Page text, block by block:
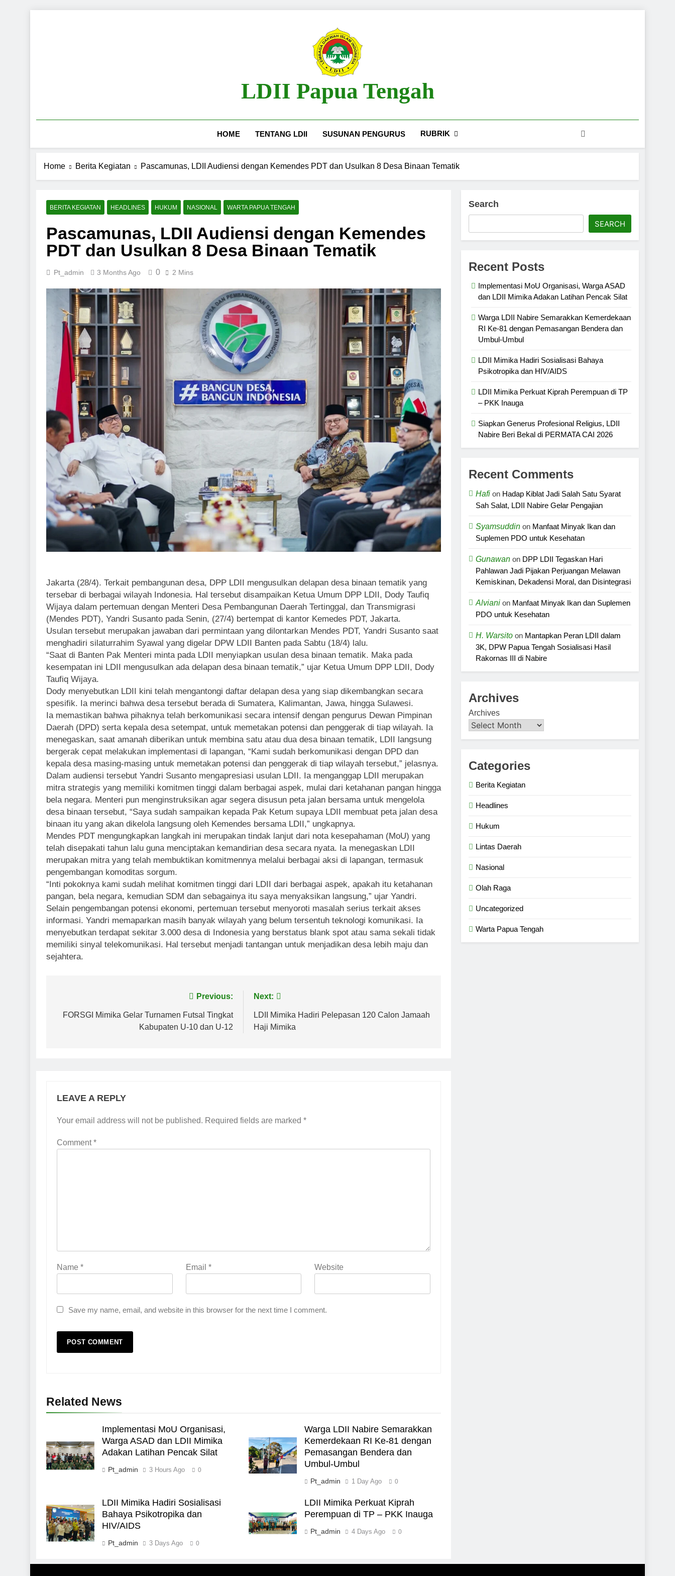
LDII Papua Tengah
HOME TENTANG LDII SUSUNAN PENGURUS RUBRIK
Home Berita Kegiatan Pascamunas, LDII Audiensi dengan Kemendes PDT dan Usulkan 8 Desa Binaan Tematik
BERITA KEGIATAN HEADLINES HUKUM NASIONAL WARTA PAPUA TENGAH
Pascamunas, LDII Audiensi dengan Kemendes
PDT dan Usulkan 8 Desa Binaan Tematik
Pt_admin 3 Months Ago 0 2 Mins
Jakarta (28/4). Terkait pembangunan desa, DPP LDII mengusulkan delapan desa binaan tematik yang
tersebar di berbagai wilayah Indonesia. Hal tersebut disampaikan Ketua Umum DPP LDII, Dody Taufiq
Wijaya dalam pertemuan dengan Menteri Desa Pembangunan Daerah Tertinggal, dan Transmigrasi
(Mendes PDT), Yandri Susanto pada Senin, (27/4) bertempat di kantor Kemedes PDT, Jakarta.
Usulan tersebut merupakan jawaban dari permintaan yang dilontarkan Mendes PDT, Yandri Susanto saat
menghadiri silaturrahim Syawal yang digelar DPW LDII Banten pada Sabtu (18/4) lalu.
“Saat di Banten Pak Menteri minta pada LDII menyiapkan usulan desa binaan tematik. Maka pada
kesempatan ini LDII mengusulkan ada delapan desa binaan tematik,” ujar Ketua Umum DPP LDII, Dody
Taufiq Wijaya.
Dody menyebutkan LDII kini telah mengantongi daftar delapan desa yang siap dikembangkan secara
spesifik. Ia merinci bahwa desa tersebut berada di Sumatera, Kalimantan, Jawa, hingga Sulawesi.
Ia memastikan bahwa pihaknya telah berkomunikasi secara intensif dengan pengurus Dewan Pimpinan
Daerah (DPD) serta kepala desa setempat, untuk memetakan potensi dan penggerak di tiap wilayah. Ia
menegaskan, saat amanah diberikan untuk membina satu atau dua desa binaan tematik, LDII langsung
bergerak cepat melakukan implementasi di lapangan, “Kami sudah berkomunikasi dengan DPD dan
kepala desa masing-masing untuk memetakan potensi dan penggerak di tiap wilayah tersebut,” jelasnya.
Dalam audiensi tersebut Yandri Susanto mengapresiasi usulan LDII. Ia menganggap LDII merupakan
mitra strategis yang memiliki komitmen tinggi dalam berbagai aspek, mulai dari ketahanan pangan hingga
bela negara. Menteri pun menginstruksikan agar segera disusun peta jalan bersama untuk mengelola
desa binaan tersebut, “Saya sudah sampaikan kepada Pak Ketum supaya LDII membuat peta jalan desa
binaan itu yang akan dikelola langsung oleh Kemendes bersama LDII,” ungkapnya.
Mendes PDT mengungkapkan langkah ini merupakan tindak lanjut dari nota kesepahaman (MoU) yang
telah disepakati tahun lalu guna menciptakan kemandirian desa secara nyata. Ia menegaskan LDII
merupakan mitra yang telah membuktikan komitmennya melalui berbagai aksi di lapangan, termasuk
pengembangan komoditas sorgum.
“Inti pokoknya kami sudah melihat komitmen tinggi dari LDII dari berbagai aspek, apakah itu ketahanan
pangan, bela negara, kemudian SDM dan sebagainya itu saya menyaksikan langsung,” ujar Yandri.
Selain pengembangan potensi ekonomi, pertemuan tersebut menyoroti masalah serius terkait akses
informasi. Yandri memaparkan masih banyak wilayah yang belum tersentuh teknologi komunikasi. Ia
menyebutkan terdapat sekitar 3.000 desa di Indonesia yang berstatus blank spot atau sama sekali tidak
memiliki sinyal telekomunikasi. Hal tersebut menjadi tantangan untuk menjadikan desa lebih maju dan
sejahtera.
navigation
Previous:
FORSGI Mimika Gelar Turnamen Futsal Tingkat
Kabupaten U-10 dan U-12
Next:
LDII Mimika Hadiri Pelepasan 120 Calon Jamaah
Haji Mimika
LEAVE A REPLY
Your email address will not be published. Required fields are marked *
Comment*
Name * Email * Website
Save my name, email, and website in this browser for the next time I comment.
Related News
Implementasi MoU Organisasi,
Warga ASAD dan LDII Mimika
Adakan Latihan Pencak Silat
Pt_admin 3 Hours Ago 0
Warga LDII Nabire Semarakkan
Kemerdekaan RI Ke-81 dengan
Pemasangan Bendera dan
Umbul-Umbul
Pt_admin 1 Day Ago 0
LDII Mimika Hadiri Sosialisasi
Bahaya Psikotropika dan
HIV/AIDS
Pt_admin 3 Days Ago 0
LDII Mimika Perkuat Kiprah
Perempuan di TP – PKK Inauga
Pt_admin 4 Days Ago 0
Search
SEARCH
Recent Posts
Implementasi MoU Organisasi, Warga ASAD
dan LDII Mimika Adakan Latihan Pencak Silat
Warga LDII Nabire Semarakkan Kemerdekaan
RI Ke-81 dengan Pemasangan Bendera dan
Umbul-Umbul
LDII Mimika Hadiri Sosialisasi Bahaya
Psikotropika dan HIV/AIDS
LDII Mimika Perkuat Kiprah Perempuan di TP
– PKK Inauga
Siapkan Generus Profesional Religius, LDII
Nabire Beri Bekal di PERMATA CAI 2026
Recent Comments
Hafi on Hadap Kiblat Jadi Salah Satu Syarat
Sah Salat, LDII Nabire Gelar Pengajian
Syamsuddin on Manfaat Minyak Ikan dan
Suplemen PDO untuk Kesehatan
Gunawan on DPP LDII Tegaskan Hari
Pahlawan Jadi Pijakan Perjuangan Melawan
Kemiskinan, Dekadensi Moral, dan Disintegrasi
Alviani on Manfaat Minyak Ikan dan Suplemen
PDO untuk Kesehatan
H. Warsito on Mantapkan Peran LDII dalam
3K, DPW Papua Tengah Sosialisasi Hasil
Rakornas III di Nabire
Archives
Archives
Categories
Berita Kegiatan
Headlines
Hukum
Lintas Daerah
Nasional
Olah Raga
Uncategorized
Warta Papua Tengah